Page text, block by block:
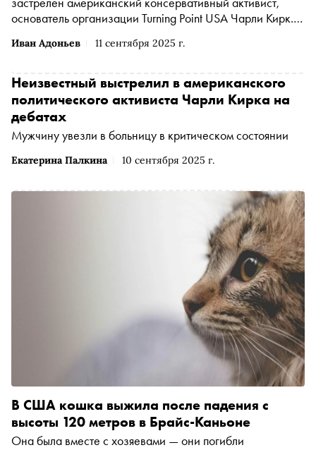
Иван Адоньев 11 сентября 2025 г.
основатель организации Turning Point USA Чарли Кирк.
Comeback Tour. Подробнее о происшествии — в
Екатерина Палкина 10 сентября 2025 г.
Неизвестный выстрелил в американского
политического активиста Чарли Кирка на
дебатах
Мужчину увезли в больницу в критическом состоянии
В США кошка выжила после падения с
высоты 120 метров в Брайс-Каньоне
Она была вместе с хозяевами — они погибли